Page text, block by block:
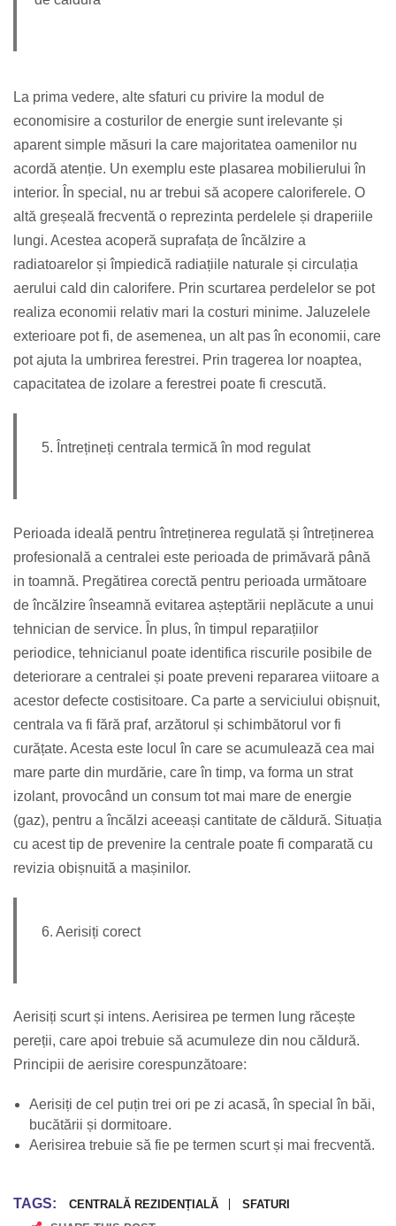
La prima vedere, alte sfaturi cu privire la modul de
economisire a costurilor de energie sunt irelevante și
aparent simple măsuri la care majoritatea oamenilor nu
acordă atenție. Un exemplu este plasarea mobilierului în
interior. În special, nu ar trebui să acopere caloriferele. O
altă greșeală frecventă o reprezinta perdelele și draperiile
lungi. Acestea acoperă suprafața de încălzire a
radiatoarelor și împiedică radiațiile naturale și circulația
aerului cald din calorifere. Prin scurtarea perdelelor se pot
realiza economii relativ mari la costuri minime. Jaluzelele
exterioare pot fi, de asemenea, un alt pas în economii, care
pot ajuta la umbrirea ferestrei. Prin tragerea lor noaptea,
capacitatea de izolare a ferestrei poate fi crescută.
5. Întrețineți centrala termică în mod regulat
Perioada ideală pentru întreținerea regulată și întreținerea
profesională a centralei este perioada de primăvară până
in toamnă. Pregătirea corectă pentru perioada următoare
de încălzire înseamnă evitarea așteptării neplăcute a unui
tehnician de service. În plus, în timpul reparațiilor
periodice, tehnicianul poate identifica riscurile posibile de
deteriorare a centralei și poate preveni repararea viitoare a
acestor defecte costisitoare. Ca parte a serviciului obișnuit,
centrala va fi fără praf, arzătorul și schimbătorul vor fi
curățate. Acesta este locul în care se acumulează cea mai
mare parte din murdărie, care în timp, va forma un strat
izolant, provocând un consum tot mai mare de energie
(gaz), pentru a încălzi aceeași cantitate de căldură. Situația
cu acest tip de prevenire la centrale poate fi comparată cu
revizia obișnuită a mașinilor.
6. Aerisiți corect
Aerisiți scurt și intens. Aerisirea pe termen lung răcește
pereții, care apoi trebuie să acumuleze din nou căldură.
Principii de aerisire corespunzătoare:
Aerisiți de cel puțin trei ori pe zi acasă, în special în băi,
bucătării și dormitoare.
Aerisirea trebuie să fie pe termen scurt și mai frecventă.
TAGS: CENTRALĂ REZIDENȚIALĂ
SFATURI